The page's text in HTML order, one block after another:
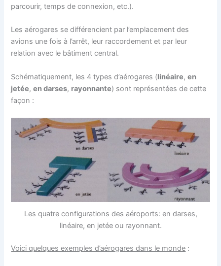
parcourir, temps de connexion, etc.).
Les aérogares se différencient par l’emplacement des
avions une fois à l’arrêt, leur raccordement et par leur
relation avec le bâtiment central.
Schématiquement, les 4 types d’aérogares (linéaire,en
jetée,en darses, rayonnante) sont représentées de cette
façon :
Les quatre configurations des aéroports: en darses,
linéaire, en jetée ou rayonnant.
Voici quelques exemples d’aérogares dans le monde :